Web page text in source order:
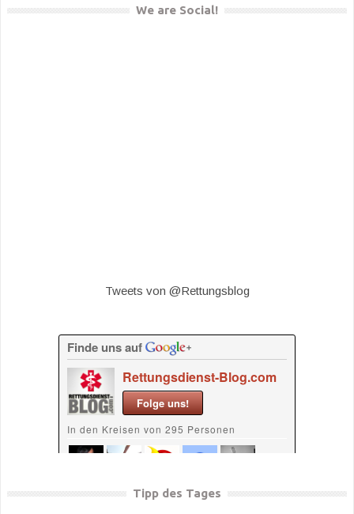
We are Social!
Tweets von @Rettungsblog
Tipp des Tages